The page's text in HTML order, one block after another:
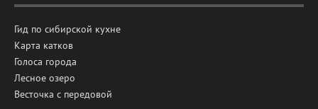
Гид по сибирской кухне
Карта катков
Голоса города
Лесное озеро
Весточка с передовой